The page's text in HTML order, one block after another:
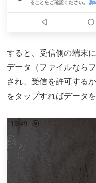
すると、受信側の端末
データ（ファイルなら
され、受信を許可する
をタップすればデータ